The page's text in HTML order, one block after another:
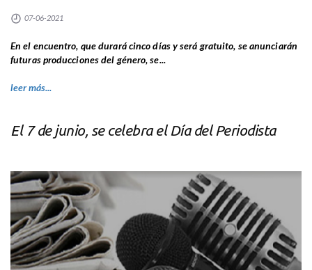
07-06-2021
En el encuentro, que durará cinco días y será gratuito, se anunciarán
futuras producciones del género, se...
leer más...
El 7 de junio, se celebra el Día del Periodista